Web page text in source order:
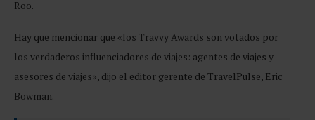
Roo.
Hay que mencionar que «los Travvy Awards son votados por
los verdaderos influenciadores de viajes: agentes de viajes y
asesores de viajes», dijo el editor gerente de TravelPulse, Eric
Bowman.